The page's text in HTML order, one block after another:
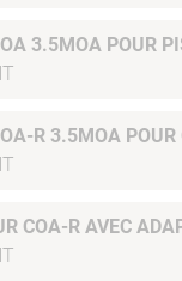
3.5MOA POUR
R 3.5MOA POUR
COA-R AVEC